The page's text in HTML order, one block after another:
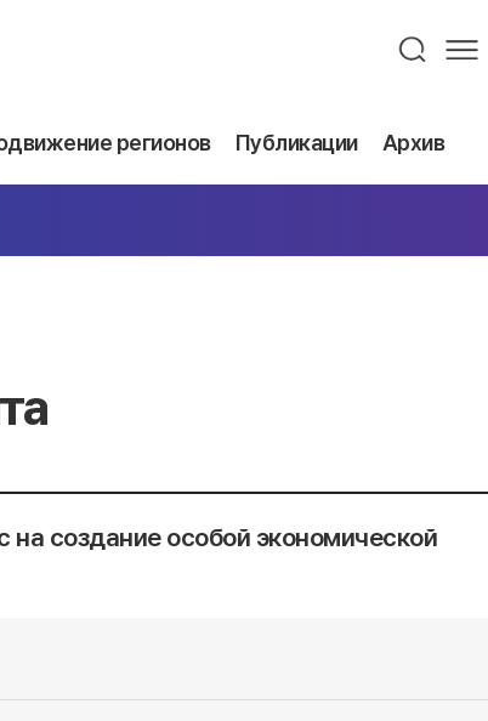
регионов Публикации Архив
на создание особой экономической